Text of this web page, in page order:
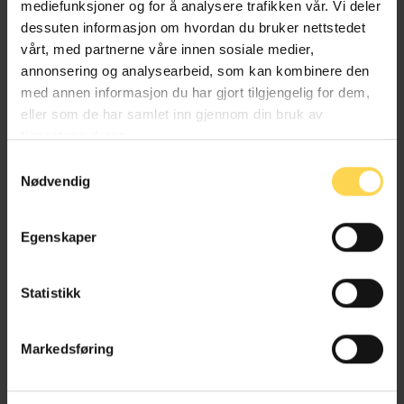
mediefunksjoner og for å analysere trafikken vår. Vi deler
dessuten informasjon om hvordan du bruker nettstedet
vårt, med partnerne våre innen sosiale medier,
annonsering og analysearbeid, som kan kombinere den
med annen informasjon du har gjort tilgjengelig for dem,
eller som de har samlet inn gjennom din bruk av
tjenestene deres.
Nødvendig
Egenskaper
Statistikk
Markedsføring
Forfatters utgivelser